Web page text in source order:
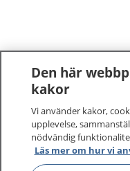
Den här
kakor
Vi använder kakor,
upplevelse,
nödvändig
Läs mer om hur vi